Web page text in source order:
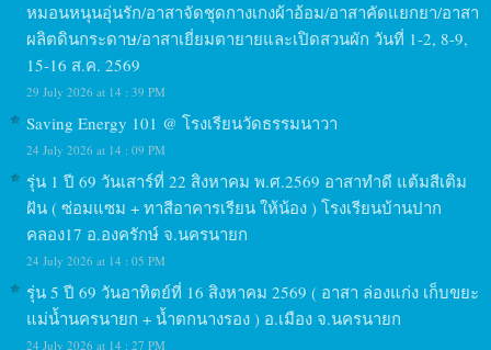
หมอนหนุนอุ่นรัก/อาสาจัดชุดกางเกงผ้าอ้อม/อาสาคัดแยกยา/อาสา
ผลิตดินกระดาษ/อาสาเยี่ยมตายายและเปิดสวนผัก วันที่ 1-2, 8-9,
15-16 ส.ค. 2569
29 July 2026 at 14 : 39 PM
Saving Energy 101 @ โรงเรียนวัดธรรมนาวา
24 July 2026 at 14 : 09 PM
รุ่น 1 ปี 69 วันเสาร์ที่ 22 สิงหาคม พ.ศ.2569 อาสาทำดี แต้มสีเติม
ฝัน ( ซ่อมแซม + ทาสีอาคารเรียน ให้น้อง ) โรงเรียนบ้านปาก
คลอง17 อ.องครักษ์ จ.นครนายก
24 July 2026 at 14 : 05 PM
รุ่น 5 ปี 69 วันอาทิตย์ที่ 16 สิงหาคม 2569 ( อาสา ล่องแก่ง เก็บขยะ
แม่น้ำนครนายก + น้ำตกนางรอง ) อ.เมือง จ.นครนายก
24 July 2026 at 14 : 27 PM